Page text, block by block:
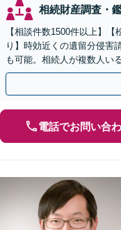
相続財産調査・
【相談件数1500件以上】
り】時効近くの遺留分侵害
も可能。相続人が複数人い
情的な対立の円満解決が得
電話でお問い合